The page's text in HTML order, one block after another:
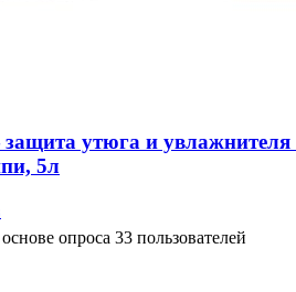
утюга и увлажнителя
5л
опроса 33 пользователей